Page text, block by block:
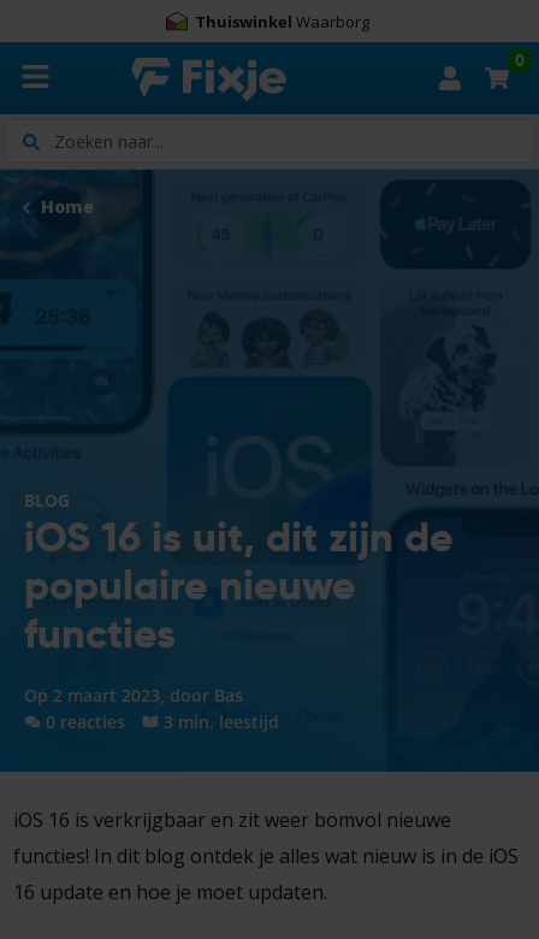
Thuiswinkel Waarborg
Zoeken
0
Home
BLOG
iOS 16 is uit, dit zijn de
populaire nieuwe
functies
Op 2 maart 2023, door Bas
0 reacties
3 min. leestijd
iOS 16 is verkrijgbaar en zit weer bomvol nieuwe
functies! In dit blog ontdek je alles wat nieuw is in de iOS
16 update en hoe je moet updaten.